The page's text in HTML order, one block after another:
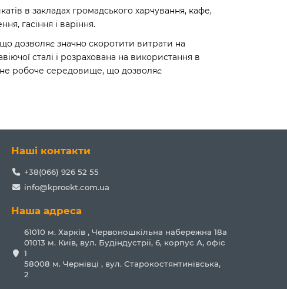
в закладах громадського харчування, кафе,
гасіння і варіння.
дозволяє значно скоротити витрати на
сталі і розрахована на використання в
робоче середовище, що дозволяє
Наші контакти
+38(066) 926 52 55
info@kproekt.com.ua
Наша адреса
61010 м. Харків , Червоношкільна набережна 18а
01013 м. Київ, вул. Будіндустрії, 6, корпус А, офіс
1
58008 м. Чернівці , вул. Старокостянтинівська,
2